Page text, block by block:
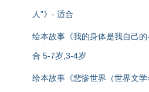
人”》- 适合
绘本故事《我的身体是我自己
合 5-7岁,3-4岁
绘本故事《悲惨世界（世界文